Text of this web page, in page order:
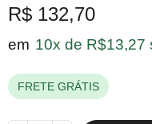
R$ 132,70
em 10x de R$13,27
FRETE GRÁTIS